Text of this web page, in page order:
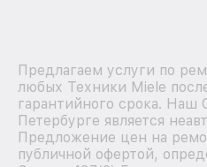
Предлагаем услуги по
любых Техники Miele
гарантийного срока. Наш
Петербурге является
Предложение цен на
публичной офертой,